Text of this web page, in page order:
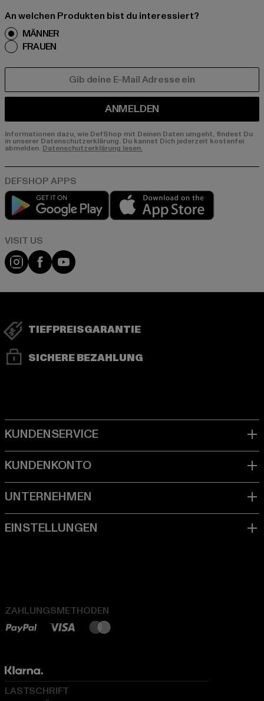
An welchen Produkten bist du interessiert?
MÄNNER
FRAUEN
ANMELDEN
Informationen dazu, wie DefShop mit Deinen Daten umgeht, findest Du
in unserer Datenschutzerklärung. Du kannst Dich jederzeit kostenfei
abmelden.Datenschutzerklärung lesen.
Play market
Visit our Instagram page:
Visit our Facebook page:
Visit our YouTube channel:
TIEFPREISGARANTIE
SICHERE BEZAHLUNG
ZAHLUNGSMETHODEN
LASTSCHRIFT